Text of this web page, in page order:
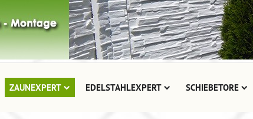
ZAUNEXPERT EDELSTAHLEXPERT SCHIEBETORE